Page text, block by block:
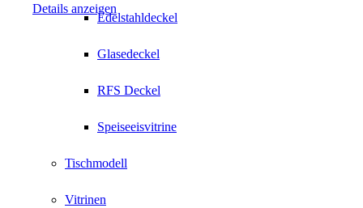
Edelstahldeckel
Glasedeckel
RFS Deckel
Speiseeisvitrine
Tischmodell
Vitrinen
Details anzeigen